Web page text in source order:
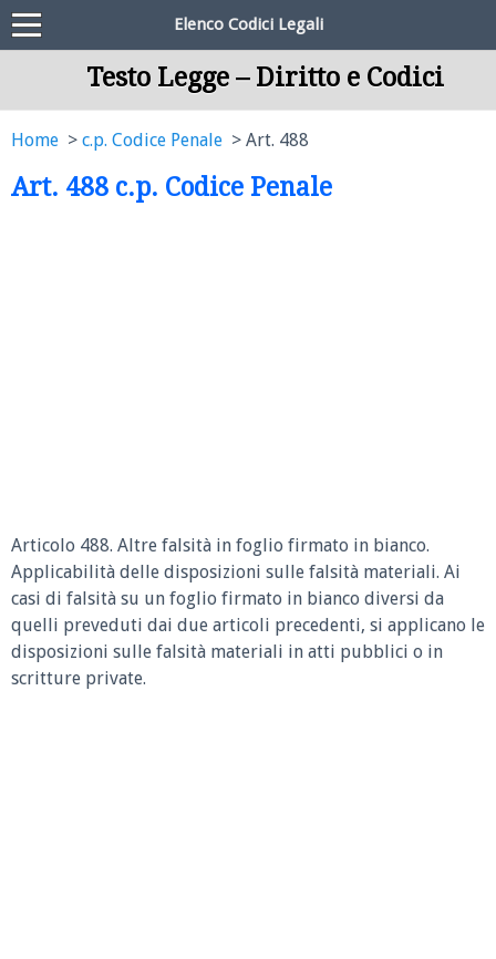
Elenco Codici Legali
Testo Legge – Diritto e Codici
Home c.p. Codice Penale Art. 488
Art. 488 c.p. Codice Penale
Articolo 488. Altre falsità in foglio firmato in bianco.
Applicabilità delle disposizioni sulle falsità materiali. Ai
casi di falsità su un foglio firmato in bianco diversi da
quelli preveduti dai due articoli precedenti, si applicano le
disposizioni sulle falsità materiali in atti pubblici o in
scritture private.